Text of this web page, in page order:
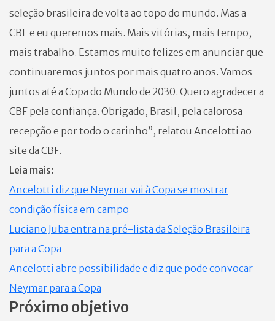
seleção brasileira de volta ao topo do mundo. Mas a
CBF e eu queremos mais. Mais vitórias, mais tempo,
mais trabalho. Estamos muito felizes em anunciar que
continuaremos juntos por mais quatro anos. Vamos
juntos até a Copa do Mundo de 2030. Quero agradecer a
CBF pela confiança. Obrigado, Brasil, pela calorosa
recepção e por todo o carinho”, relatou Ancelotti ao
site da CBF.
Leia mais:
Ancelotti diz que Neymar vai à Copa se mostrar
condição física em campo
Luciano Juba entra na pré-lista da Seleção Brasileira
para a Copa
Ancelotti abre possibilidade e diz que pode convocar
Neymar para a Copa
Próximo objetivo